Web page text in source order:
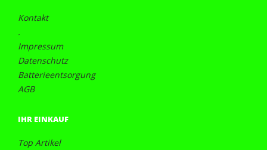
Kontakt
.
Impressum
Datenschutz
Batterieentsorgung
AGB
IHR EINKAUF
Top Artikel